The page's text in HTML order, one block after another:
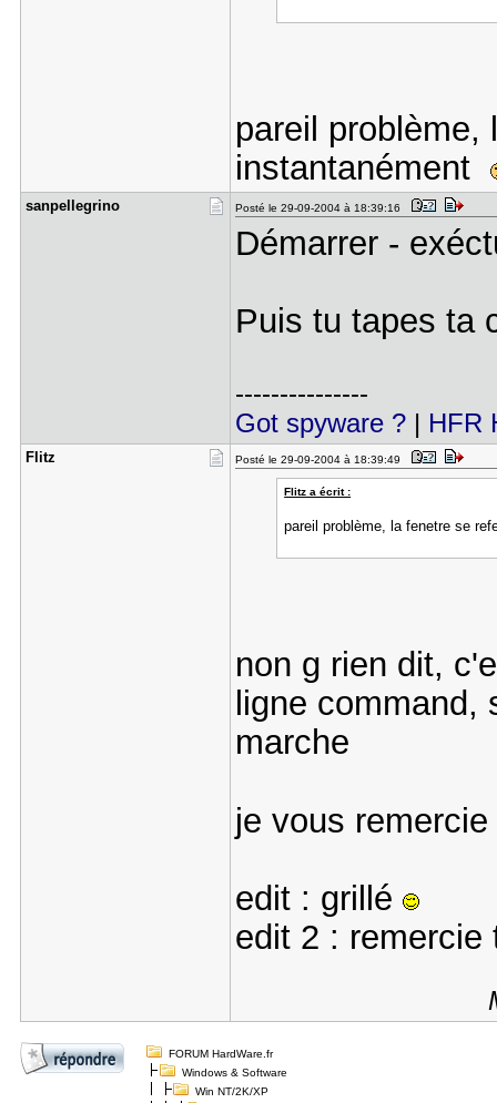
pareil problème,
instantanément
sanpellegr​ino Posté le 29-09-2004 à 18:39:16
Démarrer -
Puis tu tapes ta
---------------
Got spyware ?| HFR
Flitz Posté le 29-09-2004 à 18:39:49
Flitz a écrit :
pareil problème, la fenetre se
non g rien dit,
ligne
marche
je vous
edit : grillé
edit 2 : remercie
FORUM HardWare.fr
Windows & Software
Win NT/2K/XP